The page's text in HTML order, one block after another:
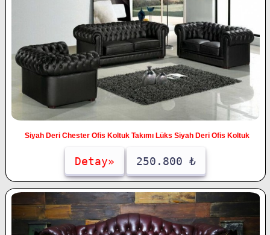
Siyah Deri Chester Ofis Koltuk Takımı Lüks Siyah Deri Ofis Koltuk
Detay» 250.800 ₺